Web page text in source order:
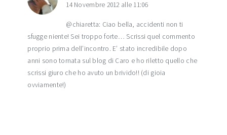
14 Novembre 2012 alle 11:06
@chiaretta: Ciao bella, accidenti non ti
sfugge niente! Sei troppo forte… Scrissi quel commento
proprio prima dell’incontro. E’ stato incredibile dopo
anni sono tornata sul blog di Caro e ho riletto quello che
scrissi giuro che ho avuto un brivido!! (di gioia
ovviamente!)